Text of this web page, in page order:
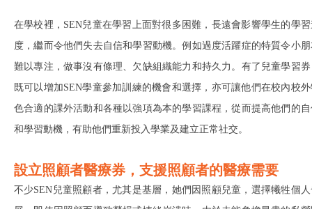
在學校裡，SEN兒童在學習上面對很多困難，長遠會影響學生的學
度，繼而令他們失去自信和學習動機。例如過度活躍症的特質令小
難以專注，做事沒有條理、欠缺組織能力和持久力。有了兒童學習
既可以增加SEN學童參加訓練的機會和選擇，亦可讓他們在校內校
色合適的課外活動和各種以強項為本的學習課程，從而提高他們的
和學習動機，有助他們重新投入學業及建立正常社交。
設立照顧者醫療券，支援照顧者的醫療需要
不少SEN兒童照顧者，尤其是基層，她們因照顧兒童，選擇犧牲個